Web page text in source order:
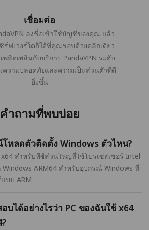
เชื่อมต่อ
ลงชื่อเข้าใช้บัญชีของคุณ แล้ว
ร์ฟเวอร์ใดก็ได้ที่คุณชอบด้วยคลิกเดียว
พลิดเพลินกับบริการ PandaVPN ระดับ
ความปลอดภัยและความเป็นส่วนตัวที่ดี
ยิ่งขึ้น
คำถามที่พบบ่อย
หลดตัวติดตั้ง Windows ตัวไหน?
x64 สำหรับพีซีส่วนใหญ่ที่ใช้โปรเซสเซอร์ Intel
Windows ARM64 สำหรับอุปกรณ์ Windows ที่
บบ ARM
บได้อย่างไรว่า PC ของฉันใช้ x64